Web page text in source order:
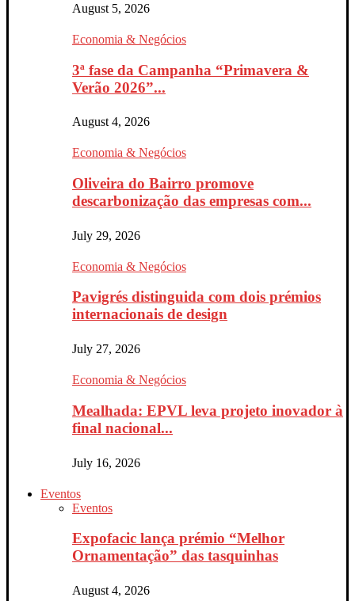
August 5, 2026
Economia & Negócios
3ª fase da Campanha “Primavera &
Verão 2026”...
August 4, 2026
Economia & Negócios
Oliveira do Bairro promove
descarbonização das empresas com...
July 29, 2026
Economia & Negócios
Pavigrés distinguida com dois prémios
internacionais de design
July 27, 2026
Economia & Negócios
Mealhada: EPVL leva projeto inovador à
final nacional...
July 16, 2026
Eventos
Eventos
Expofacic lança prémio “Melhor
Ornamentação” das tasquinhas
August 4, 2026